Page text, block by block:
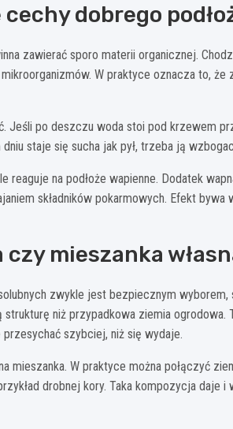
dobrego
zawierać sporo materii organicznej.
W praktyce oznacza to, że
Jeśli po deszczu woda stoi pod krzewem
staje się sucha jak pył, trzeba ją
reaguje na podłoże wapienne. Dodatek
składników pokarmowych. Efekt
mieszanka
zwykle jest bezpiecznym
niż przypadkowa ziemia
szybciej, niż się wydaje.
mieszanka. W praktyce można połączyć
drobnej kory. Taka kompozycja daje